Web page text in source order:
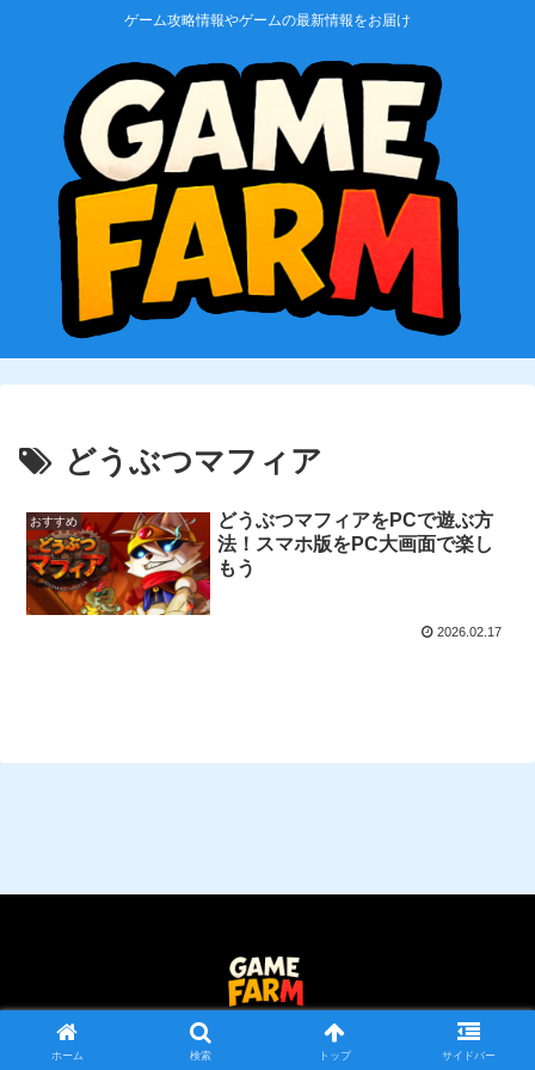
ゲーム攻略情報やゲームの最新情報をお届け
どうぶつマフィア
おすすめ
どうぶつマフィアをPCで遊ぶ方
法！スマホ版をPC大画面で楽し
もう
2026.02.17
© 2025 Game Farm｜ゲームファーム.
ホーム 検索 トップ サイドバー